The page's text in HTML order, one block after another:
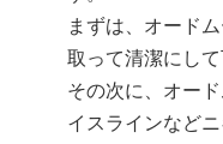
まずは、オード
取って清潔にして
その次に、オー
イスラインなど